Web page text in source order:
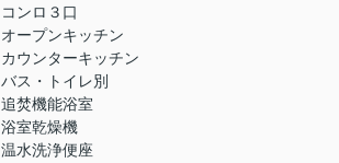
コンロ３口
オープンキッチン
カウンターキッチン
バス・トイレ別
追焚機能浴室
浴室乾燥機
温水洗浄便座